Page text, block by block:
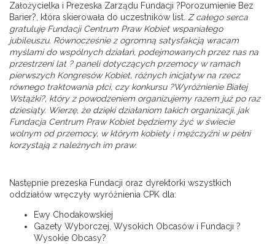
Założycielka i Prezeska Zarządu Fundacji ?Porozumienie Bez
Barier?, która skierowała do uczestników list. Z całego serca
gratuluję Fundacji Centrum Praw Kobiet wspaniałego
jubileuszu. Równocześnie z ogromną satysfakcją wracam
myślami do wspólnych działań, podejmowanych przez nas na
przestrzeni lat ? paneli dotyczących przemocy w ramach
pierwszych Kongresów Kobiet, różnych inicjatyw na rzecz
równego traktowania płci, czy konkursu ?Wyróżnienie Białej
Wstążki?, który z powodzeniem organizujemy razem już po raz
dziesiąty. Wierzę, że dzięki działaniom takich organizacji, jak
Fundacja Centrum Praw Kobiet będziemy żyć w świecie
wolnym od przemocy, w którym kobiety i mężczyźni w pełni
korzystają z należnych im praw­.
Następnie prezeska Fundacji oraz dyrektorki wszystkich
oddziałów wręczyły wyróżnienia CPK dla:
Ewy Chodakowskiej
Gazety Wyborczej, Wysokich Obcasów i Fundacji ?
Wysokie Obcasy?